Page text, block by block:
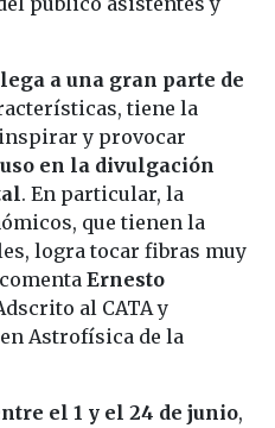
a una gran parte de
tiene la
y provocar
en la divulgación
. En particular, la
que tienen la
logra tocar fibras muy
Ernesto
al CATA y
Astrofísica de la
el 1 y el 24 de junio,